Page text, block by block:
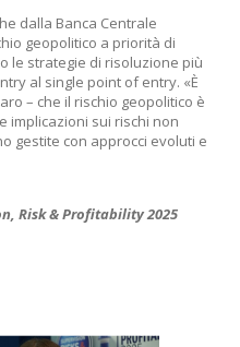
dalla Banca Centrale
geopolitico a priorità di
le strategie di risoluzione più
al single point of entry. «È
– che il rischio geopolitico è
implicazioni sui rischi non
gestite con approcci evoluti e
Risk & Profitability 2025